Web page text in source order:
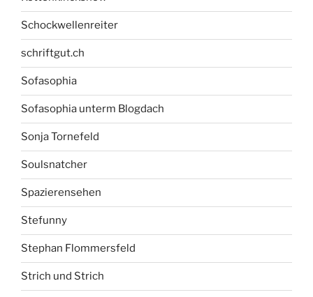
Schockwellenreiter
schriftgut.ch
Sofasophia
Sofasophia unterm Blogdach
Sonja Tornefeld
Soulsnatcher
Spazierensehen
Stefunny
Stephan Flommersfeld
Strich und Strich